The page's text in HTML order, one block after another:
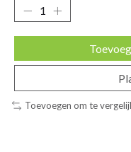
Toevoegen om te